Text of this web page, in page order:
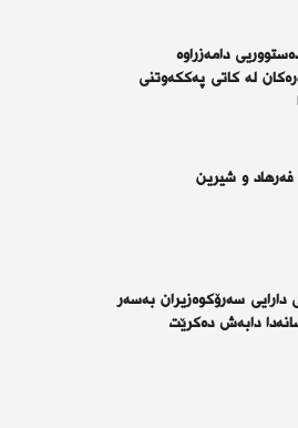
دامەزراوە
لە كاتی پەككەوتنی
و شیرین
دارایی سەرۆکوەزیران بەسەر
دابەش دەکرێت